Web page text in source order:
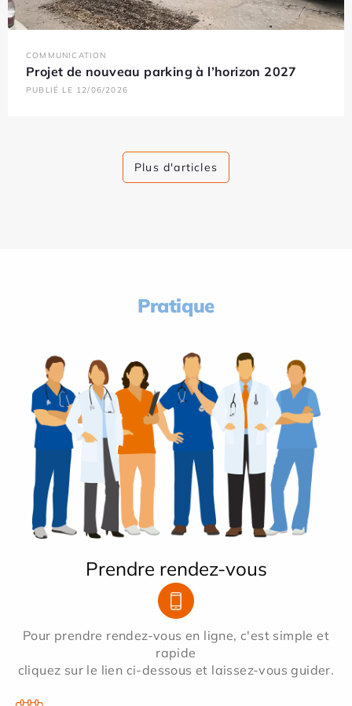
COMMUNICATION
Projet de nouveau parking à l’horizon 2027
PUBLIÉ LE 12/06/2026
Plus d'articles
Pratique
Prendre rendez-vous
Pour prendre rendez-vous en ligne, c'est simple et
rapide
cliquez sur le lien ci-dessous et laissez-vous guider.